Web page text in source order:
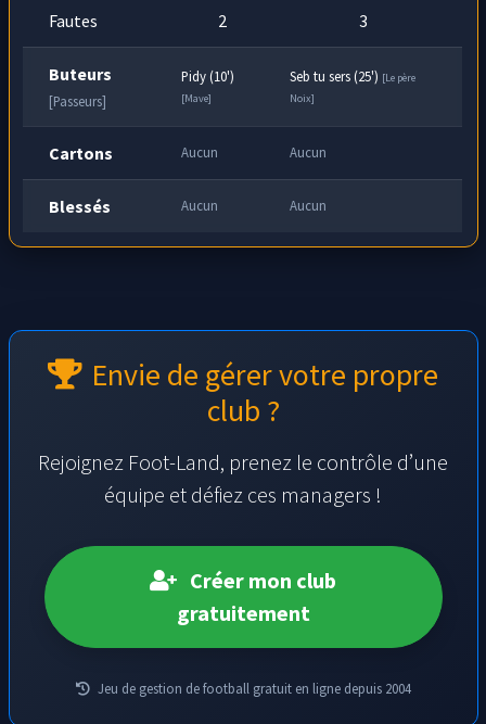
Fautes 2 3
Buteurs
[Passeurs]
Pidy (10')
[Mave]
Seb tu sers (25') [Le père
Noix]
Cartons Aucun Aucun
Blessés Aucun Aucun
Envie de gérer votre propre
club ?
Rejoignez Foot-Land, prenez le contrôle d’une
équipe et défiez ces managers !
Créer mon club
gratuitement
Jeu de gestion de football gratuit en ligne depuis 2004